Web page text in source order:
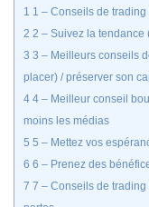
1 1 – Conseils de
2 2 – Suivez la tendance
3 3 – Meilleurs conseils
placer) / préserver son
4 4 – Meilleur conseil
moins les médias
5 5 – Mettez vos
6 6 – Prenez des
7 7 – Conseils de